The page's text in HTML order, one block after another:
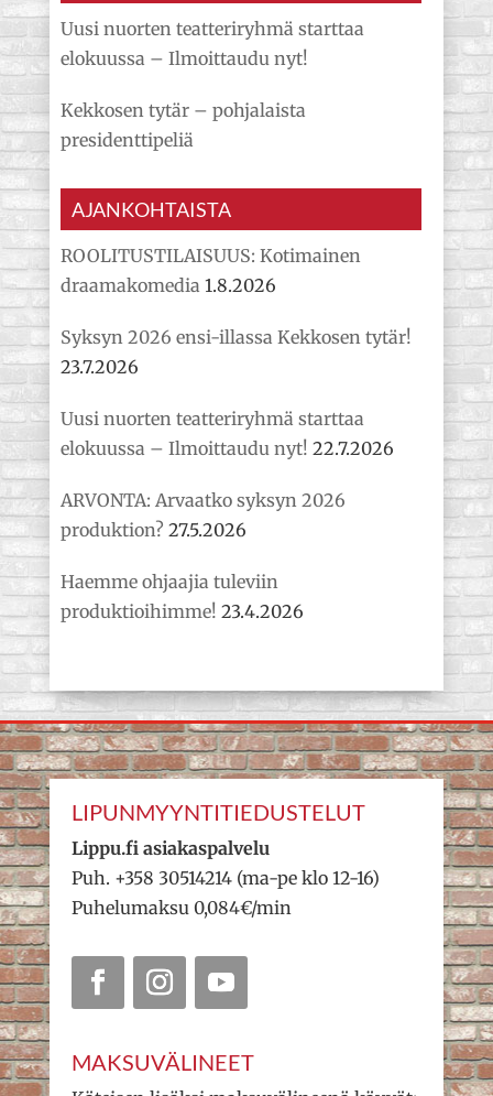
Uusi nuorten teatteriryhmä starttaa
elokuussa – Ilmoittaudu nyt!
Kekkosen tytär – pohjalaista
presidenttipeliä
AJANKOHTAISTA
ROOLITUSTILAISUUS: Kotimainen
draamakomedia1.8.2026
Syksyn 2026 ensi-illassa Kekkosen tytär!
23.7.2026
Uusi nuorten teatteriryhmä starttaa
elokuussa – Ilmoittaudu nyt! 22.7.2026
ARVONTA: Arvaatko syksyn 2026
produktion? 27.5.2026
Haemme ohjaajia tuleviin
produktioihimme! 23.4.2026
LIPUNMYYNTITIEDUSTELUT
Lippu.fi asiakaspalvelu
Puh. +358 30514214 (ma-pe klo 12-16)
Puhelumaksu 0,084€/min
MAKSUVÄLINEET